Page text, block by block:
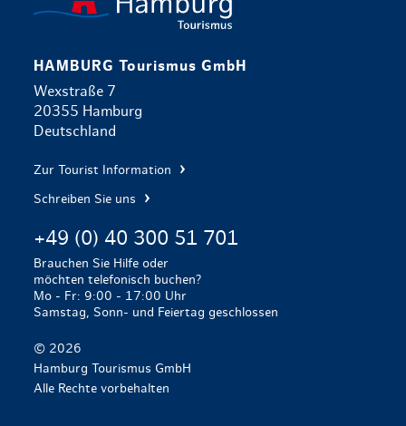
HAMBURG Tourismus GmbH
Wexstraße 7
20355 Hamburg
Deutschland
Zur Tourist Information
Schreiben Sie uns
+49 (0) 40 300 51 701
Brauchen Sie Hilfe oder
möchten telefonisch buchen?
Mo - Fr: 9:00 - 17:00 Uhr
Samstag, Sonn- und Feiertag geschlossen
© 2026
Hamburg Tourismus GmbH
Alle Rechte vorbehalten